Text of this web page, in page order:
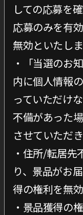
しての応募を
応募のみを有
無効といたしま
・「当選のお
内に個人情報
っていただけ
不備があった
させていただき
・住所/転居先
り、景品がお
得の権利を無
・景品獲得の